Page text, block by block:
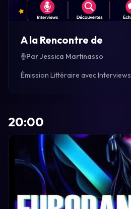
A la Rencontre de
Par Jessica Martinasso
Émission Littéraire avec Interviews
20:00